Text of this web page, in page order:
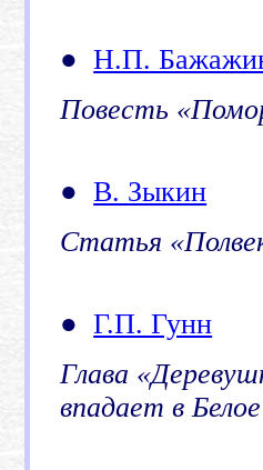
●Н.П.
Повесть
●В. Зыкин
Статья
●Г.П. Гунн
Глава
впадает в